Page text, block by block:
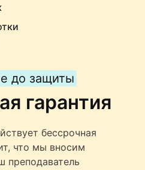
до защиты
гарантия
бессрочная
что мы вносим
преподаватель